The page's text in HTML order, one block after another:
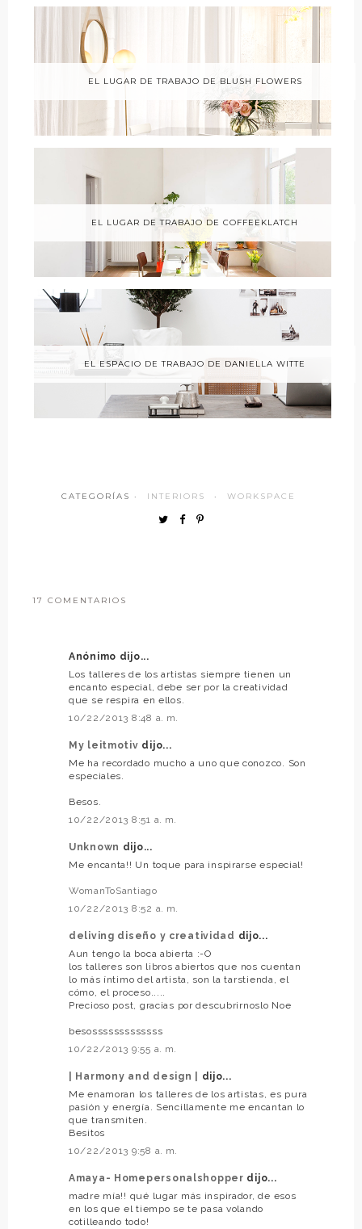
EL LUGAR DE TRABAJO DE BLUSH FLOWERS
EL LUGAR DE TRABAJO DE COFFEEKLATCH
EL ESPACIO DE TRABAJO DE DANIELLA WITTE
CATEGORÍAS · INTERIORS · WORKSPACE
17 COMENTARIOS
Anónimo dijo...
Los talleres de los artistas siempre tienen un
encanto especial, debe ser por la creatividad
que se respira en ellos.
10/22/2013 8:48 a. m.
My leitmotiv dijo...
Me ha recordado mucho a uno que conozco. Son
especiales.
Besos.
10/22/2013 8:51 a. m.
Unknown dijo...
Me encanta!! Un toque para inspirarse especial!
WomanToSantiago
10/22/2013 8:52 a. m.
deliving diseño y creatividad dijo...
Aun tengo la boca abierta :-O
los talleres son libros abiertos que nos cuentan
lo más íntimo del artista, son la tarstienda, el
cómo, el proceso.....
Precioso post, gracias por descubrirnoslo Noe
besosssssssssssss
10/22/2013 9:55 a. m.
| Harmony and design |
dijo...
Me enamoran los talleres de los artistas, es pura
pasión y energía. Sencillamente me encantan lo
que transmiten.
Besitos
10/22/2013 9:58 a. m.
Amaya- Homepersonalshopper dijo...
madre mía!! qué lugar más inspirador, de esos
en los que el tiempo se te pasa volando
cotilleando todo!